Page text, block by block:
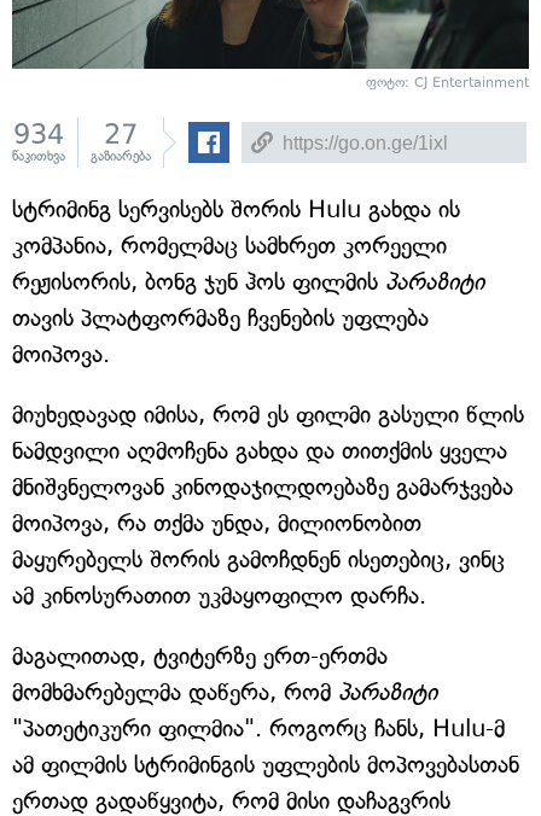
ფოტო: CJ Entertainment
934
წაკითხვა
27
გაზიარება
სტრიმინგ სერვისებს შორის Hulu გახდა ის
კომპანია, რომელმაც სამხრეთ კორეელი
რეჟისორის, ბონგ ჯუნ ჰოს ფილმის პარაზიტი
თავის პლატფორმაზე ჩვენების უფლება
მოიპოვა.
მიუხედავად იმისა, რომ ეს ფილმი გასული წლის
ნამდვილი აღმოჩენა გახდა და თითქმის ყველა
მნიშვნელოვან კინოდაჯილდოებაზე გამარჯვება
მოიპოვა, რა თქმა უნდა, მილიონობით
მაყურებელს შორის გამოჩდნენ ისეთებიც, ვინც
ამ კინოსურათით უკმაყოფილო დარჩა.
მაგალითად, ტვიტერზე ერთ-ერთმა
მომხმარებელმა დაწერა, რომ პარაზიტი
"პათეტიკური ფილმია". როგორც ჩანს, Hulu-მ
ამ ფილმის სტრიმინგის უფლების მოპოვებასთან
ერთად გადაწყვიტა, რომ მისი დაჩაგვრის